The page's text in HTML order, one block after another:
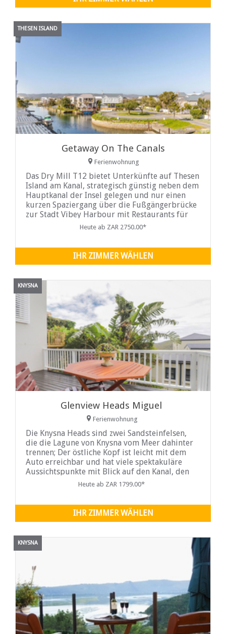
THESEN ISLAND
Getaway On The Canals
Ferienwohnung
Das Dry Mill T12 bietet Unterkünfte auf Thesen
Island am Kanal, strategisch günstig neben dem
Hauptkanal der Insel gelegen und nur einen
kurzen Spaziergang über die Fußgängerbrücke
zur Stadt Vibey Harbour mit Restaurants für
jeden Gaumen und endlosen Tassen Kaffee
lädt Sie ein, sich auf der wunderschönen
Terrasse zu entspannen.
Heute ab ZAR 2750.00*
IHR ZIMMER WÄHLEN
KNYSNA
Glenview Heads Miguel
Ferienwohnung
Die Knysna Heads sind zwei Sandsteinfelsen,
die die Lagune von Knysna vom Meer dahinter
trennen; Der östliche Kopf ist leicht mit dem
Auto erreichbar und hat viele spektakuläre
Aussichtspunkte mit Blick auf den Kanal, den
Indischen Ozean, die Lagune von Knysna und
Heute ab ZAR 1799.00*
IHR ZIMMER WÄHLEN
KNYSNA